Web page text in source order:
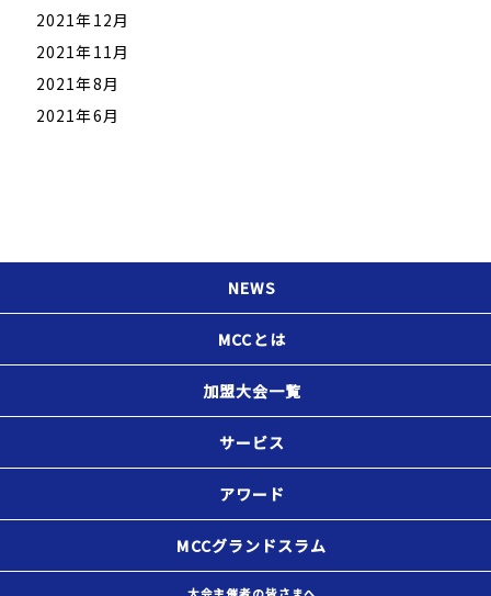
2021年12月
2021年11月
2021年8月
2021年6月
NEWS
MCCとは
加盟大会一覧
サービス
アワード
MCCグランドスラム